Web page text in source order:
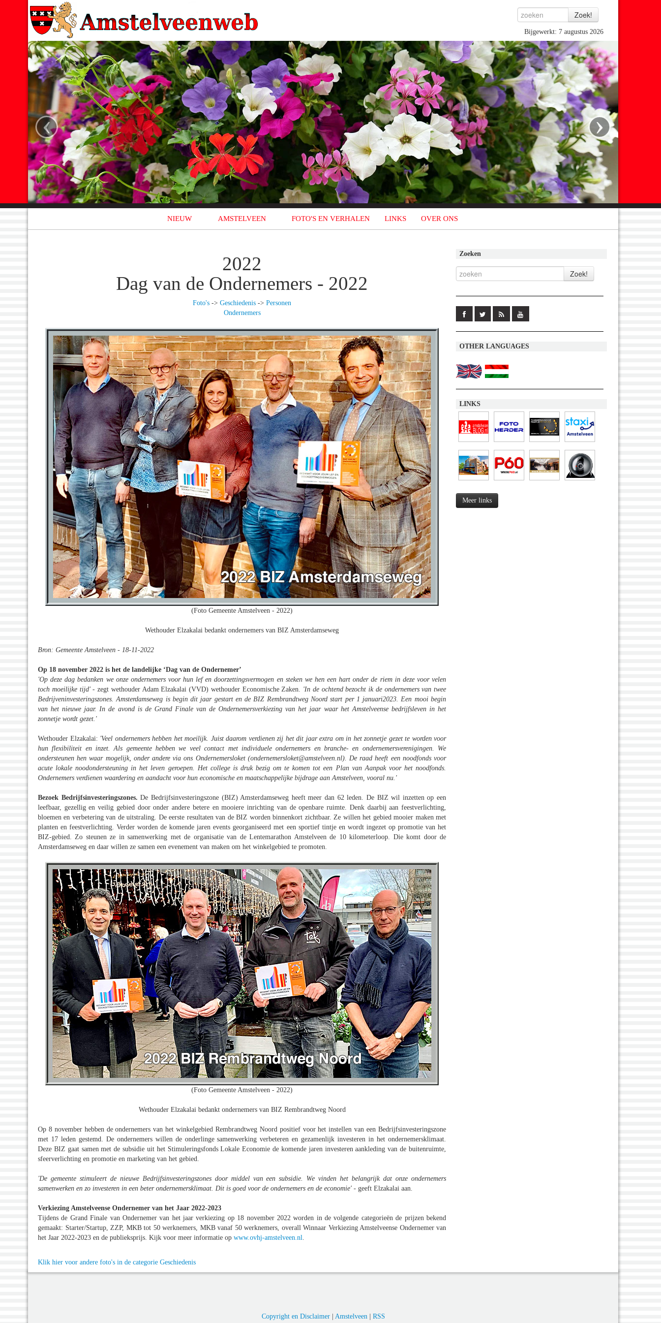
Bijgewerkt: 7 augustus 2026
‹ ›
NIEUW AMSTELVEEN FOTO'S EN VERHALEN LINKS OVER ONS
2022
Dag van de Ondernemers - 2022
Foto's -> Geschiedenis -> Personen
Ondernemers
(Foto Gemeente Amstelveen - 2022)
Wethouder Elzakalai bedankt ondernemers van BIZ Amsterdamseweg
Bron: Gemeente Amstelveen - 18-11-2022
Op 18 november 2022 is het de landelijke ‘Dag van de Ondernemer’
'Op deze dag bedanken we onze ondernemers voor hun lef en doorzettingsvermogen en steken we hen een hart onder de riem in deze voor velen
toch moeilijke tijd'- zegt wethouder Adam Elzakalai (VVD) wethouder Economische Zaken. 'In de ochtend bezocht ik de ondernemers van twee
Bedrijveninvesteringszones. Amsterdamseweg is begin dit jaar gestart en de BIZ Rembrandtweg Noord start per 1 januari2023. Een mooi begin
van het nieuwe jaar. In de avond is de Grand Finale van de Ondernemersverkiezing van het jaar waar het Amstelveense bedrijfsleven in het
zonnetje wordt gezet.'
Wethouder Elzakalai: 'Veel ondernemers hebben het moeilijk. Juist daarom verdienen zij het dit jaar extra om in het zonnetje gezet te worden voor
hun flexibiliteit en inzet. Als gemeente hebben we veel contact met individuele ondernemers en branche- en ondernemersverenigingen. We
ondersteunen hen waar mogelijk, onder andere via ons Ondernemersloket (ondernemersloket@amstelveen.nl). De raad heeft een noodfonds voor
acute lokale noodondersteuning in het leven geroepen. Het college is druk bezig om te komen tot een Plan van Aanpak voor het noodfonds.
Ondernemers verdienen waardering en aandacht voor hun economische en maatschappelijke bijdrage aan Amstelveen, vooral nu.'
Bezoek Bedrijfsinvesteringszones.De Bedrijfsinvesteringszone (BIZ) Amsterdamseweg heeft meer dan 62 leden. De BIZ wil inzetten op een
leefbaar, gezellig en veilig gebied door onder andere betere en mooiere inrichting van de openbare ruimte. Denk daarbij aan feestverlichting,
bloemen en verbetering van de uitstraling. De eerste resultaten van de BIZ worden binnenkort zichtbaar. Ze willen het gebied mooier maken met
planten en feestverlichting. Verder worden de komende jaren events georganiseerd met een sportief tintje en wordt ingezet op promotie van het
BIZ-gebied. Zo steunen ze in samenwerking met de organisatie van de Lentemarathon Amstelveen de 10 kilometerloop. Die komt door de
Amsterdamseweg en daar willen ze samen een evenement van maken om het winkelgebied te promoten.
(Foto Gemeente Amstelveen - 2022)
Wethouder Elzakalai bedankt ondernemers van BIZ Rembrandtweg Noord
Op 8 november hebben de ondernemers van het winkelgebied Rembrandtweg Noord positief voor het instellen van een Bedrijfsinvesteringszone
met 17 leden gestemd. De ondernemers willen de onderlinge samenwerking verbeteren en gezamenlijk investeren in het ondernemersklimaat.
Deze BIZ gaat samen met de subsidie uit het Stimuleringsfonds Lokale Economie de komende jaren investeren aankleding van de buitenruimte,
sfeerverlichting en promotie en marketing van het gebied.
'De gemeente stimuleert de nieuwe Bedrijfsinvesteringszones door middel van een subsidie. We vinden het belangrijk dat onze ondernemers
samenwerken en zo investeren in een beter ondernemersklimaat. Dit is goed voor de ondernemers en de economie' - geeft Elzakalai aan.
Verkiezing Amstelveense Ondernemer van het Jaar 2022-2023
Tijdens de Grand Finale van Ondernemer van het jaar verkiezing op 18 november 2022 worden in de volgende categorieën de prijzen bekend
gemaakt: Starter/Startup, ZZP, MKB tot 50 werknemers, MKB vanaf 50 werknemers, overall Winnaar Verkiezing Amstelveense Ondernemer van
het Jaar 2022-2023 en de publieksprijs. Kijk voor meer informatie op www.ovhj-amstelveen.nl
Klik hier voor andere foto's in de categorie Geschiedenis
Zoeken
OTHER LANGUAGES
LINKS
Meer links
Copyright en Disclaimer| Amstelveen | RSS